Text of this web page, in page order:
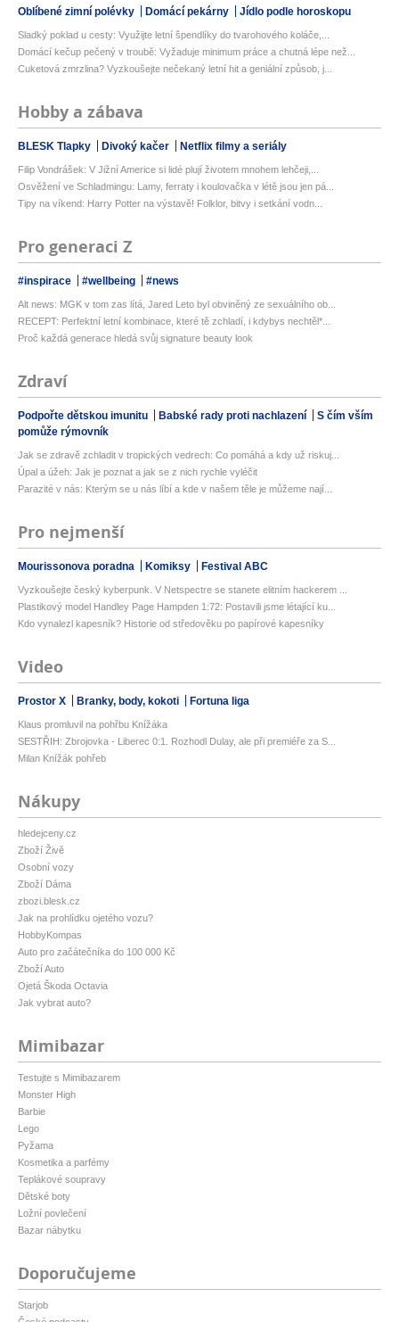
Oblíbené zimní polévky Domácí pekárny Jídlo podle horoskopu
Sladký poklad u cesty: Využijte letní špendlíky do tvarohového koláče,...
Domácí kečup pečený v troubě: Vyžaduje minimum práce a chutná lépe než...
Cuketová zmrzlina? Vyzkoušejte nečekaný letní hit a geniální způsob, j...
Hobby a zábava
BLESK Tlapky Divoký kačer Netflix filmy a seriály
Filip Vondrášek: V Jižní Americe si lidé plují životem mnohem lehčeji,...
Osvěžení ve Schladmingu: Lamy, ferraty i koulovačka v létě jsou jen pá...
Tipy na víkend: Harry Potter na výstavě! Folklor, bitvy i setkání vodn...
Pro generaci Z
#inspirace #wellbeing #news
Alt news: MGK v tom zas lítá, Jared Leto byl obviněný ze sexuálního ob...
RECEPT: Perfektní letní kombinace, které tě zchladí, i kdybys nechtěl*...
Proč každá generace hledá svůj signature beauty look
Zdraví
Podpořte dětskou imunitu Babské rady proti nachlazení
S čím vším
pomůže rýmovník
Jak se zdravě zchladit v tropických vedrech: Co pomáhá a kdy už riskuj...
Úpal a úžeh: Jak je poznat a jak se z nich rychle vyléčit
Parazité v nás: Kterým se u nás líbí a kde v našem těle je můžeme nají...
Pro nejmenší
Mourissonova poradna Komiksy Festival ABC
Vyzkoušejte český kyberpunk. V Netspectre se stanete elitním hackerem ...
Plastikový model Handley Page Hampden 1:72: Postavili jsme létající ku...
Kdo vynalezl kapesník? Historie od středověku po papírové kapesníky
Video
Prostor X Branky, body, kokoti Fortuna liga
Klaus promluvil na pohřbu Knížáka
SESTŘIH: Zbrojovka - Liberec 0:1. Rozhodl Dulay, ale při premiéře za S...
Milan Knížák pohřeb
Nákupy
hledejceny.cz
Zboží Živě
Osobní vozy
Zboží Dáma
zbozi.blesk.cz
Jak na prohlídku ojetého vozu?
HobbyKompas
Auto pro začátečníka do 100 000 Kč
Zboží Auto
Ojetá Škoda Octavia
Jak vybrat auto?
Mimibazar
Testujte s Mimibazarem
Monster High
Barbie
Lego
Pyžama
Kosmetika a parfémy
Teplákové soupravy
Dětské boty
Ložní povlečení
Bazar nábytku
Doporučujeme
Starjob